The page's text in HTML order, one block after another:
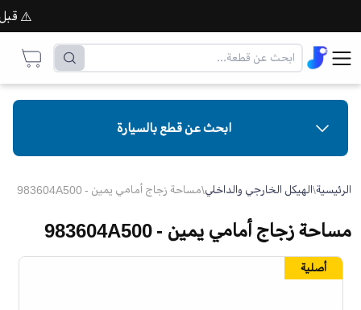
⚠️ قبل
ابحث عن قطع بالسيارة
الرئيسية\الهيكل الخارجي والداخلي\مساحة زجاج أمامي يمين - 983604A500
مساحة زجاج أمامي يمين - 983604A500
أصلية